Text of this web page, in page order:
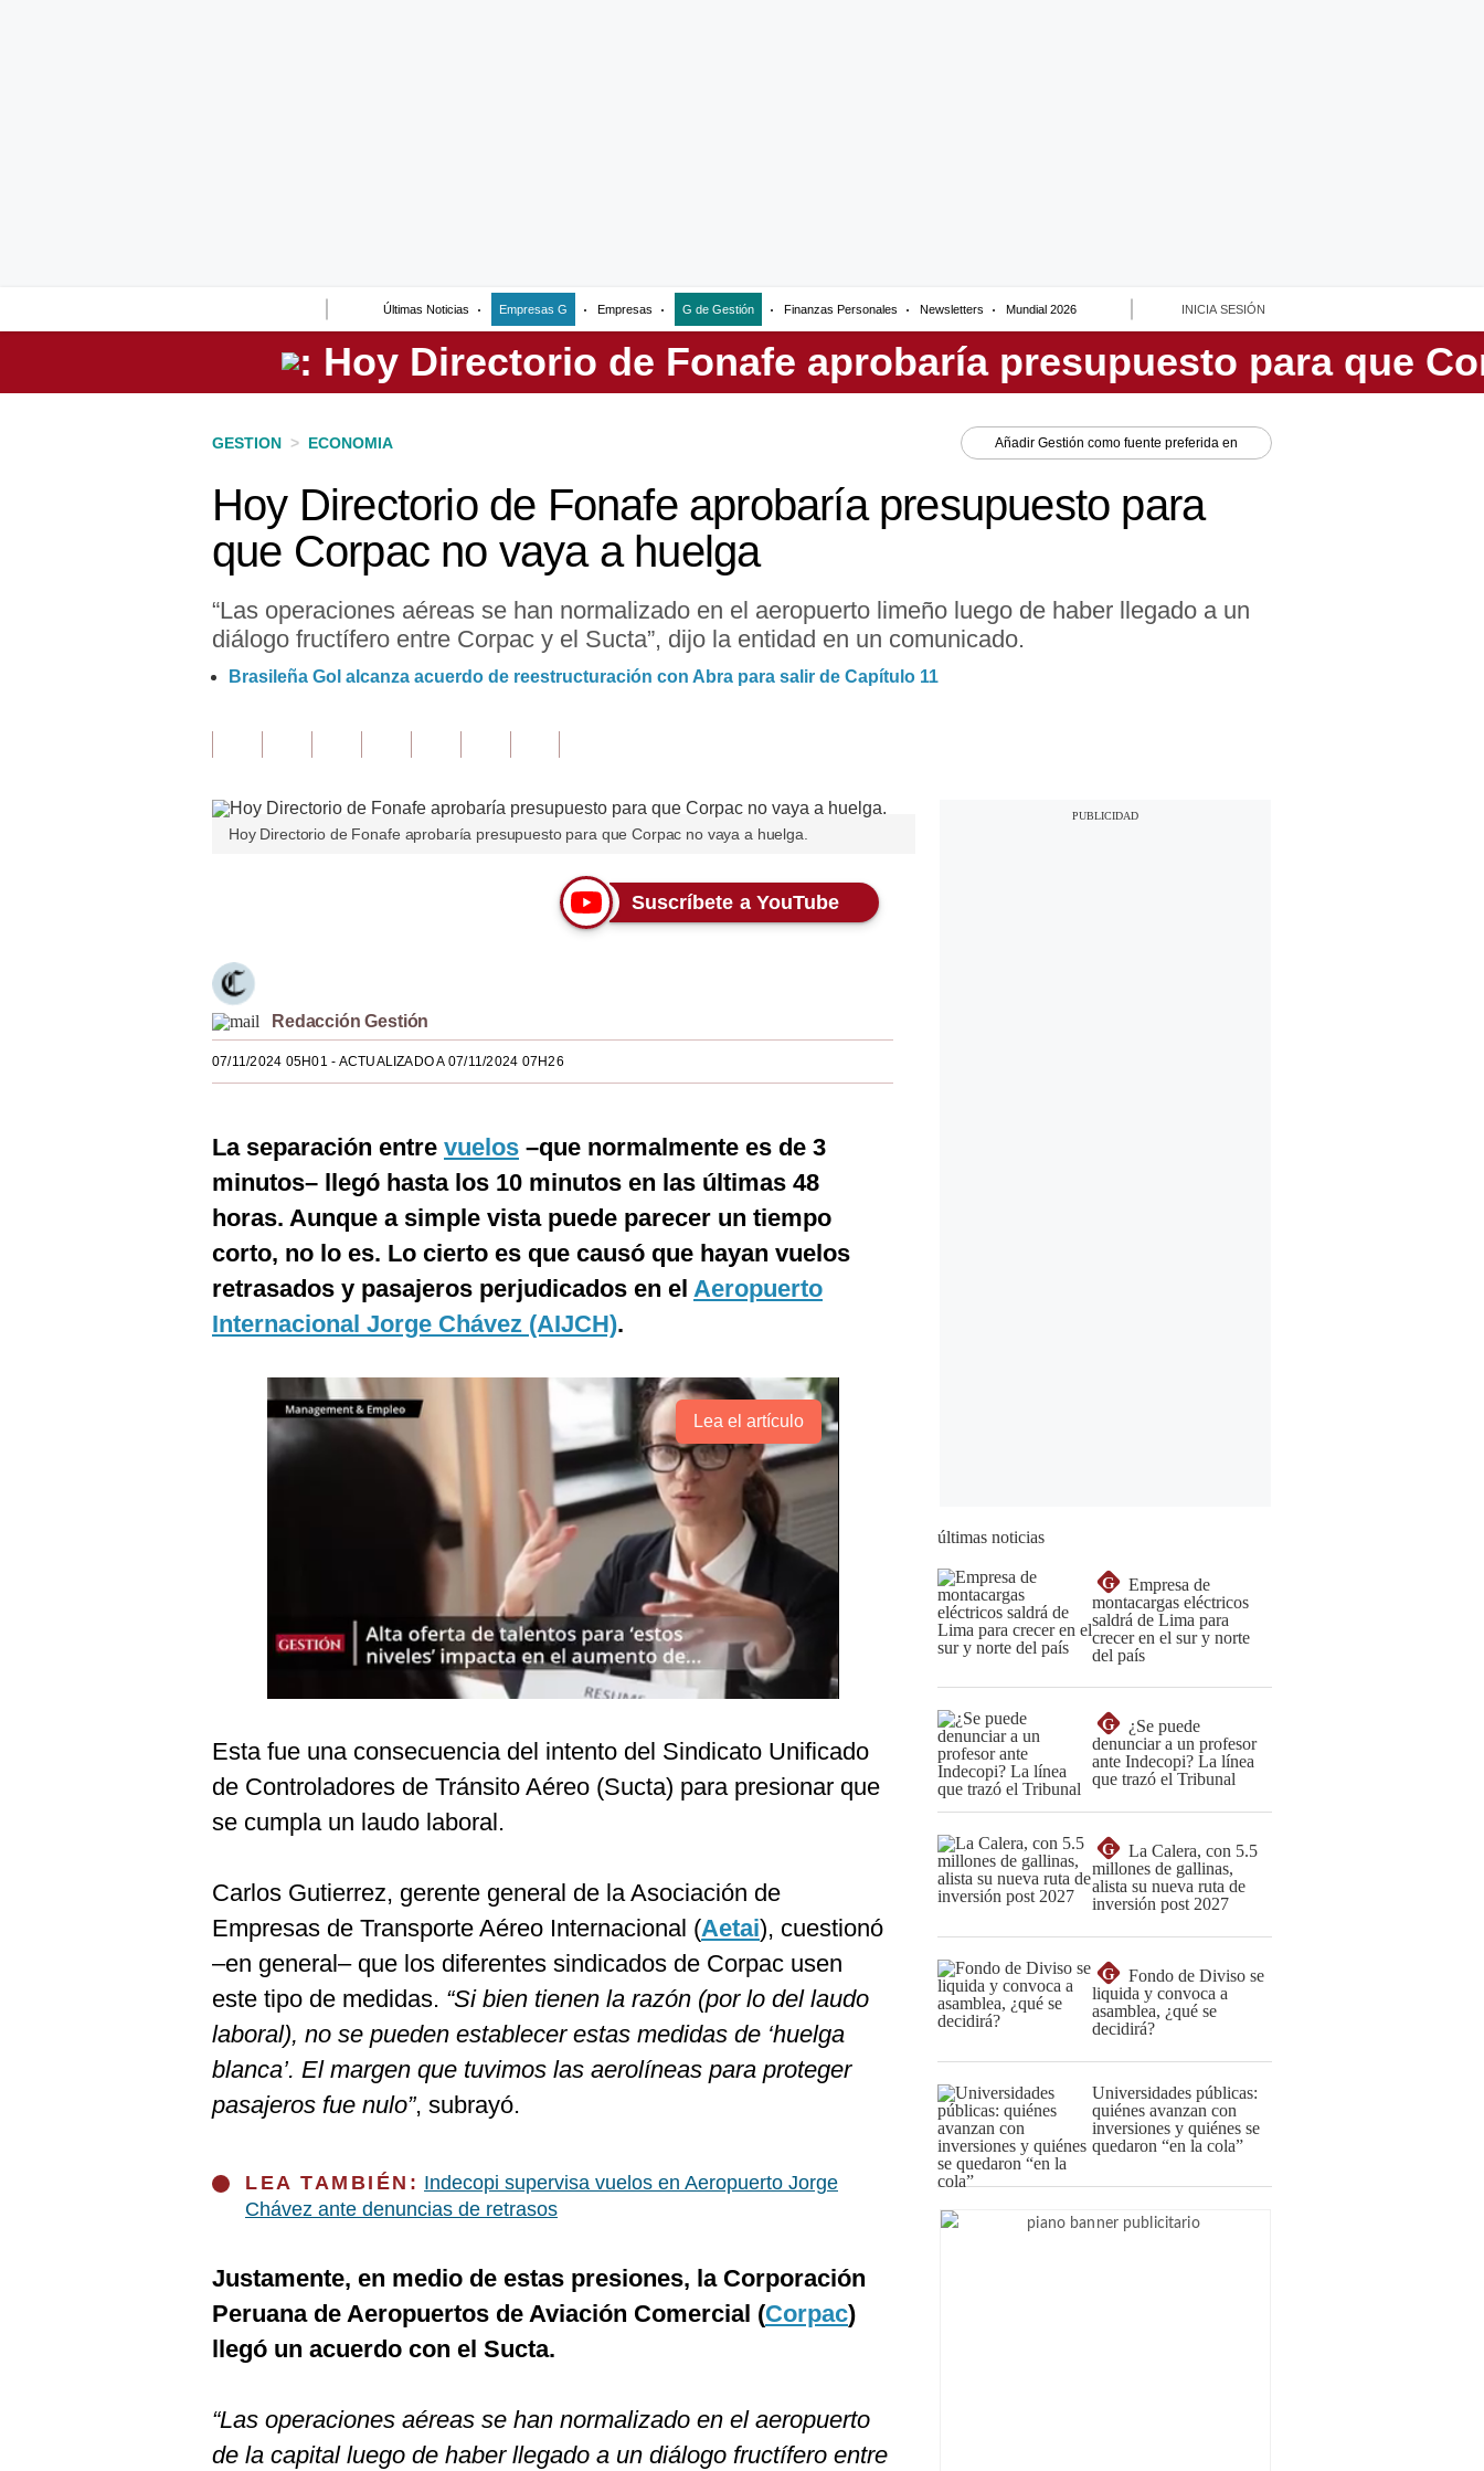
Últimas Noticias Empresas G Empresas G de Gestión Finanzas Personales Newsletters Mundial 2026 INICIA SESIÓN
Perú
GESTION > ECONOMIA Añadir Gestión como fuente preferida en
Hoy Directorio de Fonafe aprobaría presupuesto para
que Corpac no vaya a huelga
“Las operaciones aéreas se han normalizado en el aeropuerto limeño luego de haber llegado a un
diálogo fructífero entre Corpac y el Sucta”, dijo la entidad en un comunicado.
Brasileña Gol alcanza acuerdo de reestructuración con Abra para salir de Capítulo 11
Hoy Directorio de Fonafe aprobaría presupuesto para que Corpac no vaya a huelga.
Suscríbete a YouTube
Redacción Gestión
07/11/2024 05H01 - ACTUALIZADO A 07/11/2024 07H26
La separación entre vuelos –que normalmente es de 3
minutos– llegó hasta los 10 minutos en las últimas 48
horas. Aunque a simple vista puede parecer un tiempo
corto, no lo es. Lo cierto es que causó que hayan vuelos
retrasados y pasajeros perjudicados en el Aeropuerto
Internacional Jorge Chávez (AIJCH).
Lea el artículo
Esta fue una consecuencia del intento del Sindicato Unificado
de Controladores de Tránsito Aéreo (Sucta) para presionar que
se cumpla un laudo laboral.
Carlos Gutierrez, gerente general de la Asociación de
Empresas de Transporte Aéreo Internacional (Aetai), cuestionó
–en general– que los diferentes sindicados de Corpac usen
este tipo de medidas. “Si bien tienen la razón (por lo del laudo
laboral), no se pueden establecer estas medidas de ‘huelga
blanca’. El margen que tuvimos las aerolíneas para proteger
pasajeros fue nulo”, subrayó.
LEA TAMBIÉN: Indecopi supervisa vuelos en Aeropuerto Jorge
Chávez ante denuncias de retrasos
Justamente, en medio de estas presiones, la Corporación
Peruana de Aeropuertos de Aviación Comercial (Corpac)
llegó un acuerdo con el Sucta.
“Las operaciones aéreas se han normalizado en el aeropuerto
de la capital luego de haber llegado a un diálogo fructífero entre
últimas noticias
G
Empresa de
montacargas eléctricos
saldrá de Lima para
crecer en el sur y norte
del país
G
¿Se puede
denunciar a un profesor
ante Indecopi? La línea
que trazó el Tribunal
G
La Calera, con 5.5
millones de gallinas,
alista su nueva ruta de
inversión post 2027
G
Fondo de Diviso se
liquida y convoca a
asamblea, ¿qué se
decidirá?
Universidades públicas:
quiénes avanzan con
inversiones y quiénes se
quedaron “en la cola”